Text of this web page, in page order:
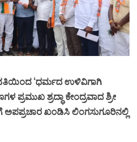
ವತಿಯಿಂದ ‘ಧರ್ಮದ ಉಳಿವಿಗಾಗಿ
ಶ್ರದ್ಧಾ ಕೇಂದ್ರವಾದ ಶ್ರೀ
ಅಪಪ್ರಚಾರ ಖಂಡಿಸಿ ಲಿಂಗಸುಗೂರಿನಲ್ಲಿ